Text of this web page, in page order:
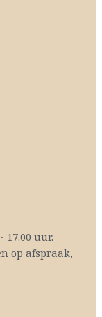
17.00 uur.
op afspraak,